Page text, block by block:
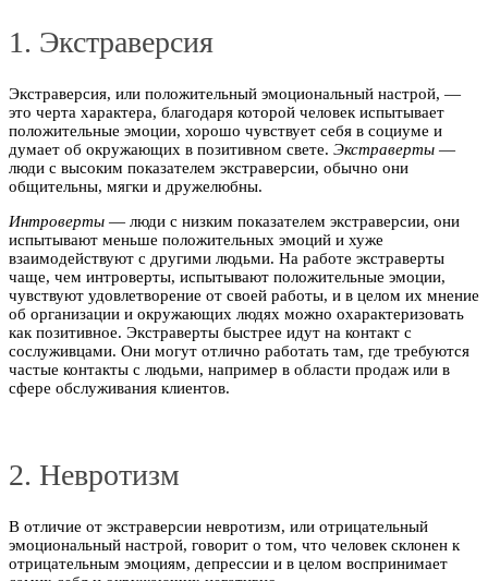
1. Экстраверсия
Экстраверсия, или положительный эмоциональный настрой, —
это черта характера, благодаря которой человек испытывает
положительные эмоции, хорошо чувствует себя в социуме и
думает об окружающих в позитивном свете. Экстраверты —
люди с высоким показателем экстраверсии, обычно они
общительны, мягки и дружелюбны.
Интроверты — люди с низким показателем экстраверсии, они
испытывают меньше положительных эмоций и хуже
взаимодействуют с другими людьми. На работе экстраверты
чаще, чем интроверты, испытывают положительные эмоции,
чувствуют удовлетворение от своей работы, и в целом их мнение
об организации и окружающих людях можно охарактеризовать
как позитивное. Экстраверты быстрее идут на контакт с
сослуживцами. Они могут отлично работать там, где требуются
частые контакты с людьми, например в области продаж или в
сфере обслуживания клиентов.
2. Невротизм
В отличие от экстраверсии невротизм, или отрицательный
эмоциональный настрой, говорит о том, что человек склонен к
отрицательным эмоциям, депрессии и в целом воспринимает